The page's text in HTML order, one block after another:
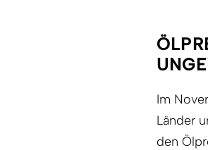
Im
Länder
den